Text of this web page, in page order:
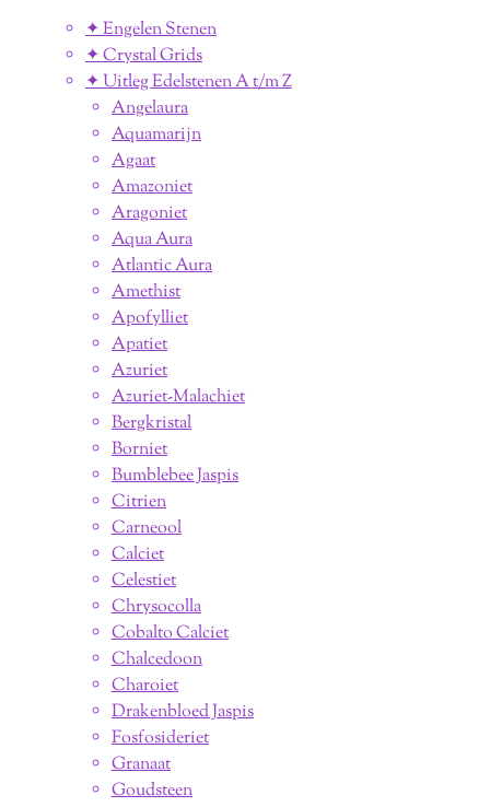
✦ Engelen Stenen
✦ Crystal Grids
✦ Uitleg Edelstenen A t/m Z
Angelaura
Aquamarijn
Agaat
Amazoniet
Aragoniet
Aqua Aura
Atlantic Aura
Amethist
Apofylliet
Apatiet
Azuriet
Azuriet-Malachiet
Bergkristal
Borniet
Bumblebee Jaspis
Citrien
Carneool
Calciet
Celestiet
Chrysocolla
Cobalto Calciet
Chalcedoon
Charoiet
Drakenbloed Jaspis
Fosfosideriet
Granaat
Goudsteen